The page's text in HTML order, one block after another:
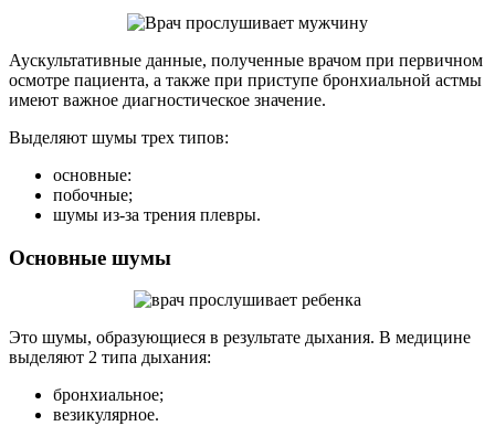
Аускультативные данные, полученные врачом при первичном
осмотре пациента, а также при приступе бронхиальной астмы
имеют важное диагностическое значение.
Выделяют шумы трех типов:
основные:
побочные;
шумы из-за трения плевры.
Основные шумы
Это шумы, образующиеся в результате дыхания. В медицине
выделяют 2 типа дыхания:
бронхиальное;
везикулярное.